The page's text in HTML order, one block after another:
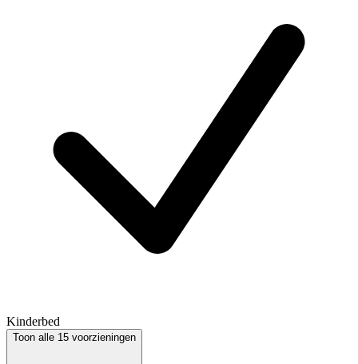
Kinderbed
Toon alle 15 voorzieningen